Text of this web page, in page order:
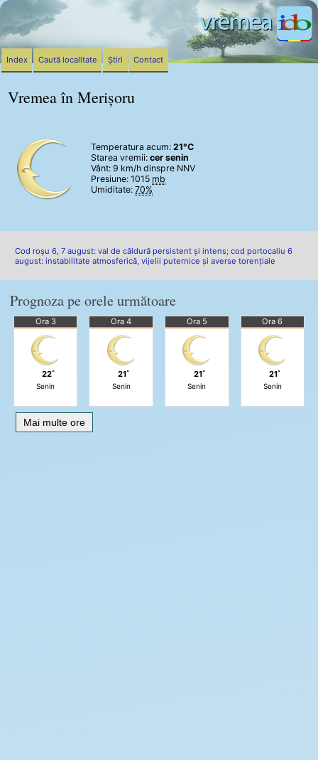
Vremea în Merișoru
Temperatura acum: 21°C
Starea vremii: cer senin
Vânt: 9 km/h dinspre NNV
Presiune: 1015 mb
Umiditate: 70%
Cod roșu 6, 7 august: val de căldură persistent și intens; cod portocaliu 6
august: instabilitate atmosferică, vijelii puternice și averse torențiale
Prognoza pe orele următoare
Ora 3
22˚
Senin
Ora 4
21˚
Senin
Ora 5
21˚
Senin
Ora 6
21˚
Senin
Mai multe ore
Index Caută localitate Știri Contact